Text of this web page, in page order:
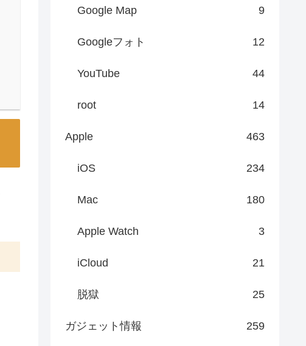
Google Map 9
Googleフォト 12
YouTube 44
root 14
Apple 463
iOS 234
Mac 180
Apple Watch 3
iCloud 21
脱獄 25
ガジェット情報 259